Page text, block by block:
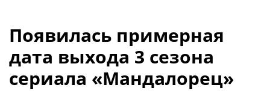
Появилась примерная
дата выхода 3 сезона
сериала «Мандалорец»